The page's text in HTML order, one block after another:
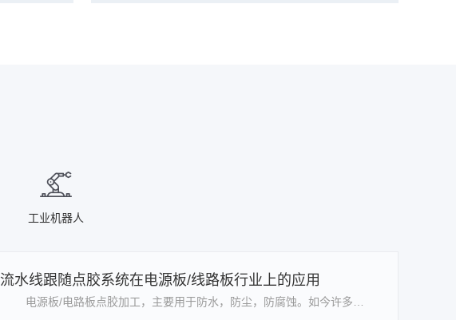
工业机器人
流水线跟随点胶系统在电源板/线路板行业上的应用